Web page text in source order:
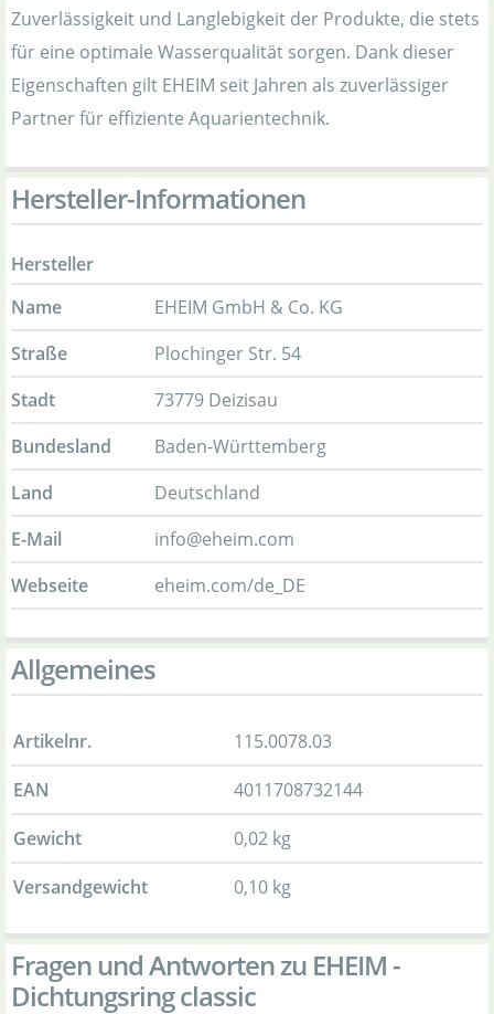
Zuverlässigkeit und Langlebigkeit der Produkte, die stets
für eine optimale Wasserqualität sorgen. Dank dieser
Eigenschaften gilt EHEIM seit Jahren als zuverlässiger
Partner für effiziente Aquarientechnik.
Hersteller-Informationen
Hersteller
Name
EHEIM GmbH & Co. KG
Straße
Plochinger Str. 54
Stadt
73779 Deizisau
Bundesland
Baden-Württemberg
Land
Deutschland
E-Mail
info@eheim.com
Webseite
eheim.com/de_DE
Allgemeines
Artikelnr.
115.0078.03
EAN
4011708732144
Gewicht
0,02 kg
Versandgewicht
0,10 kg
Fragen und Antworten zu EHEIM -
Dichtungsring classic